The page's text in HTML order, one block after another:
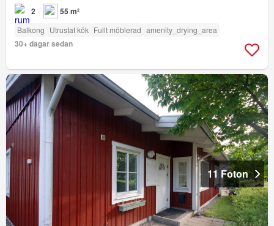
2 55 m²
Balkong Utrustat kök Fullt möblerad amenity_drying_area
30+ dagar sedan
11 Foton